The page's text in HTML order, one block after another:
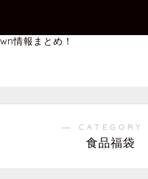
情報まとめ！
― CATEGORY
食品福袋